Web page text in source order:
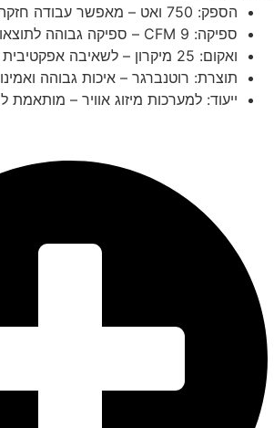
הספק: 750 ואט – מאפשר עבודה חזקה ויעילה
ספיקה: 9 CFM – ספיקה גבוהה לתוצאות מהירות
ואקום: 25 מיקרון – לשאיבה אפקטיבית ומדויקת
תוצרת: רוטנברגר – איכות גבוהה
ייעוד: למערכות מיזוג אוויר – מותאמת